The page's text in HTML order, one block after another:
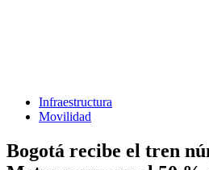
Infraestructura
Movilidad
Bogotá recibe el tren